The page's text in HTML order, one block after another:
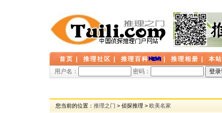
首页 推理社区 推理百科 推理相册
本
用户名：
密码：
您当前的位置： 推理之门 > 侦探推理 > 欧美名家